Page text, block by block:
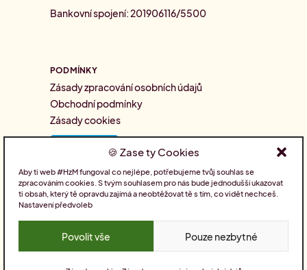
Zase ty Cookies
Aby ti web #HzM fungoval co nejlépe, potřebujeme tvůj souhlas se
zpracováním cookies. S tvým souhlasem pro nás bude jednodušší ukazovat
ti obsah, který tě opravdu zajímá a neobtěžovat tě s tím, co vidět nechceš.
Nastavení předvoleb
Povolit vše Pouze nezbytné
Bankovní spojení: 201906116/5500
PODMÍNKY
Zásady zpracování osobních údajů
Obchodní podmínky
Zásady cookies
SLEDUJTE NÁS